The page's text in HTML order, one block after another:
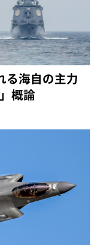
る海自の主力
概論